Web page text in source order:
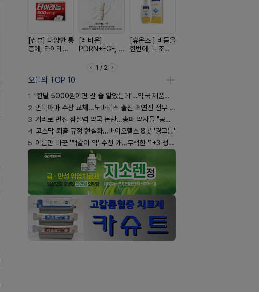
[켄뷰] 다양한 통
증에, 타이레놀
[레비온]
PDRN+EGF, 레
EGF 크림
[휴온스 ] 비듬을
한번에, 니조랄
1 / 2
오늘의 TOP 10
1 "한달 5000원이면 싼 줄 알았는데"…약국 제품과 비교해보니
2 먼디파마 수장 교체...노바티스 출신 조연진 전무 내정
3 거리로 번진 잠실역 약국 논란…송파 약사들 "공공성 훼손"
4 코스닥 퇴출 규정 현실화…바이오헬스 8곳 '경고등'
5 이름만 바꾼 '택갈이 약' 수천 개…무색한 '1+3 생동'